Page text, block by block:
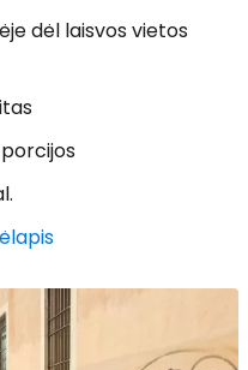
dėl laisvos vietos